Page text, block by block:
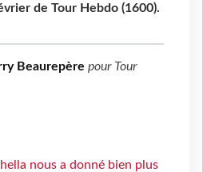
de Tour Hebdo (1600).
Beaurepère pour Tour
nous a donné bien plus